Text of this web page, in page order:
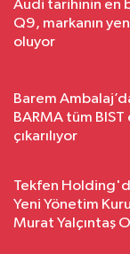
Audi tarihinin en
Q9, markanın
oluyor
Barem
BARMA tüm
çıkarılıyor
Tekfen
Yeni Yönetim
Murat Yalçıntaş